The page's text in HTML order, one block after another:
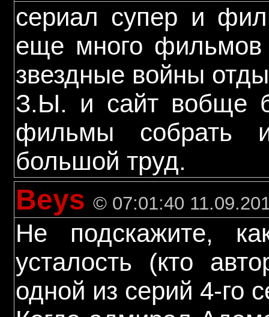
сериал супер и
еще много фильмов
звездные войны
З.Ы. и сайт вобще
фильмы собрать
большой труд.
Beys © 07:01:40
Не подскажите,
усталость (кто
одной из серий 4-го